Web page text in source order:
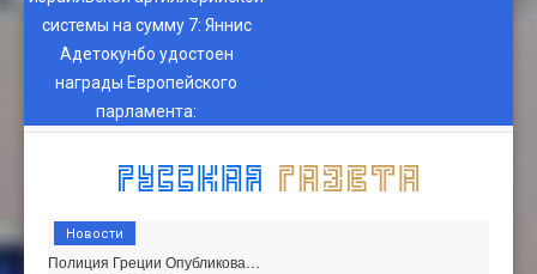
системы на сумму 7: Яннис
Адетокунбо удостоен
награды Европейского
парламента:
Полиция Греции Опубликова…
Новости